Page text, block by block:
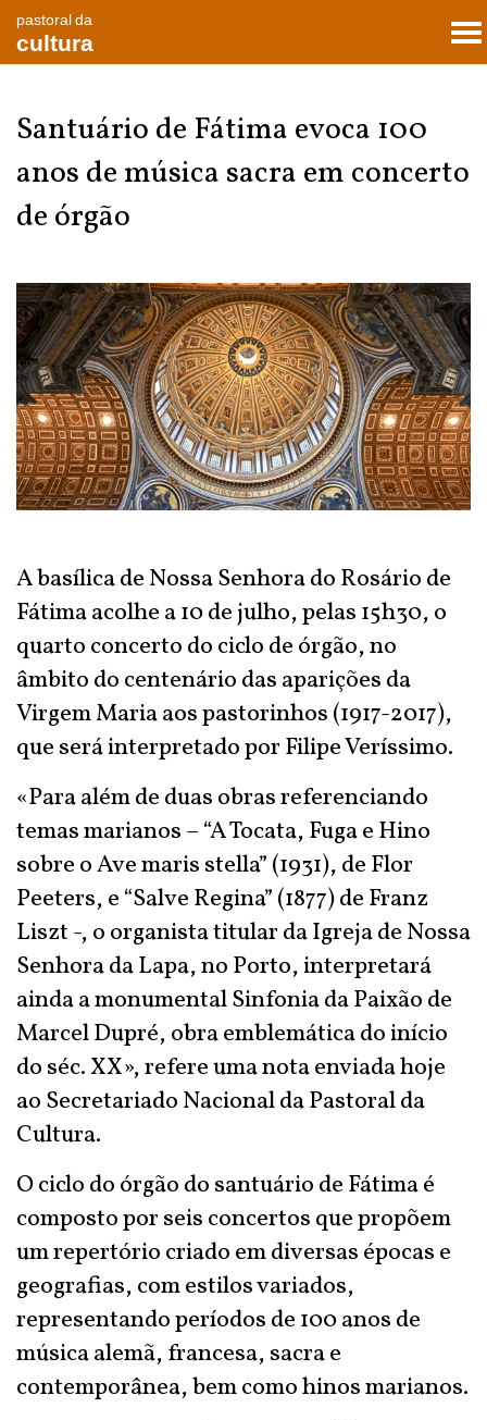
pastoral da
cultura
Santuário de Fátima evoca 100
anos de música sacra em concerto
de órgão
A basílica de Nossa Senhora do Rosário de
Fátima acolhe a 10 de julho, pelas 15h30, o
quarto concerto do ciclo de órgão, no
âmbito do centenário das aparições da
Virgem Maria aos pastorinhos (1917-2017),
que será interpretado por Filipe Veríssimo.
«Para além de duas obras referenciando
temas marianos – “A Tocata, Fuga e Hino
sobre o Ave maris stella” (1931), de Flor
Peeters, e “Salve Regina” (1877) de Franz
Liszt -, o organista titular da Igreja de Nossa
Senhora da Lapa, no Porto, interpretará
ainda a monumental Sinfonia da Paixão de
Marcel Dupré, obra emblemática do início
do séc. XX», refere uma nota enviada hoje
ao Secretariado Nacional da Pastoral da
Cultura.
O ciclo do órgão do santuário de Fátima é
composto por seis concertos que propõem
um repertório criado em diversas épocas e
geografias, com estilos variados,
representando períodos de 100 anos de
música alemã, francesa, sacra e
contemporânea, bem como hinos marianos.